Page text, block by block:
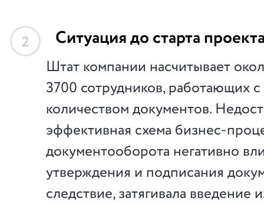
2 Ситуация до старта
Штат компании насчитывает
3700 сотрудников, работающих
количеством документов.
эффективная схема бизнес-
документооборота негативно
утверждения и подписания
следствие, затягивала введение